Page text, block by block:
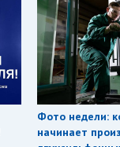
Фото недели:
начинает